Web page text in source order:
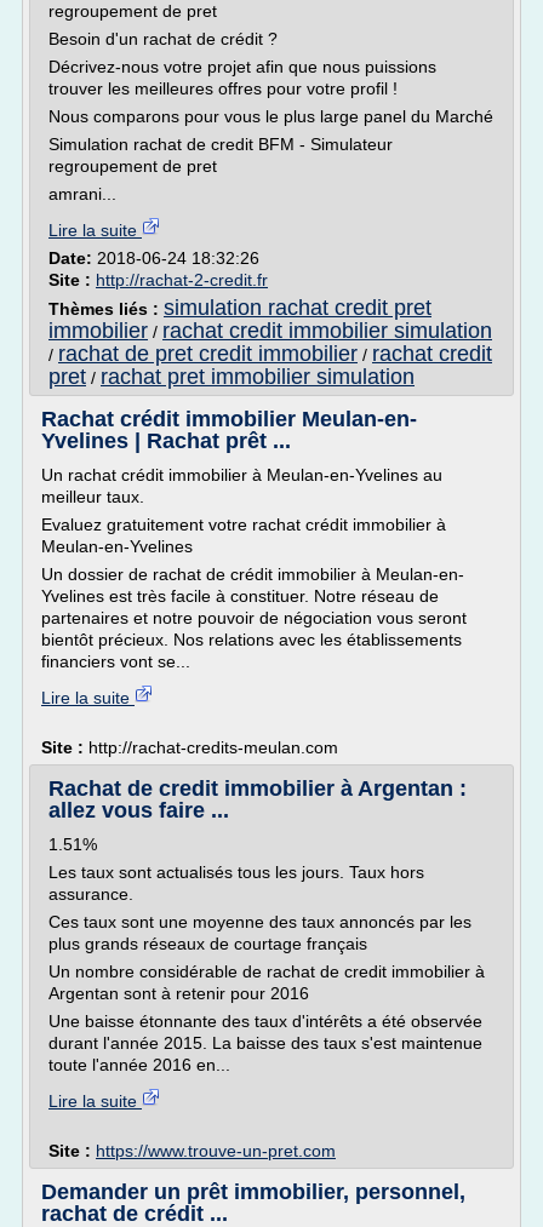
regroupement de pret
Besoin d'un rachat de crédit ?
Décrivez-nous votre projet afin que nous puissions
trouver les meilleures offres pour votre profil !
Nous comparons pour vous le plus large panel du Marché
Simulation rachat de credit BFM - Simulateur
regroupement de pret
amrani...
Lire la suite
Date: 2018-06-24 18:32:26
Site : http://rachat-2-credit.fr
Thèmes liés : simulation rachat credit pret
immobilier / rachat credit immobilier simulation
/ rachat de pret credit immobilier / rachat credit
pret / rachat pret immobilier simulation
Rachat crédit immobilier Meulan-en-
Yvelines | Rachat prêt ...
Un rachat crédit immobilier à Meulan-en-Yvelines au
meilleur taux.
Evaluez gratuitement votre rachat crédit immobilier à
Meulan-en-Yvelines
Un dossier de rachat de crédit immobilier à Meulan-en-
Yvelines est très facile à constituer. Notre réseau de
partenaires et notre pouvoir de négociation vous seront
bientôt précieux. Nos relations avec les établissements
financiers vont se...
Lire la suite
Site : http://rachat-credits-meulan.com
Rachat de credit immobilier à Argentan :
allez vous faire ...
1.51%
Les taux sont actualisés tous les jours. Taux hors
assurance.
Ces taux sont une moyenne des taux annoncés par les
plus grands réseaux de courtage français
Un nombre considérable de rachat de credit immobilier à
Argentan sont à retenir pour 2016
Une baisse étonnante des taux d'intérêts a été observée
durant l'année 2015. La baisse des taux s'est maintenue
toute l'année 2016 en...
Lire la suite
Site : https://www.trouve-un-pret.com
Demander un prêt immobilier, personnel,
rachat de crédit ...